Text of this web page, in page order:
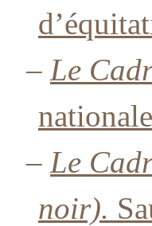
– Le
– Le
noir).